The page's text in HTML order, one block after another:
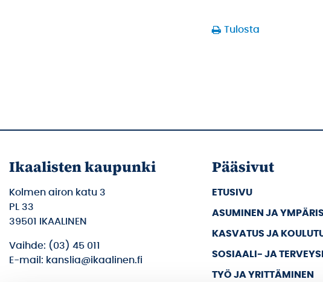
Tulosta
Ikaalisten kaupunki
Kolmen airon katu 3
PL 33
39501 IKAALINEN
Vaihde: (03) 45 011
E-mail: kanslia@ikaalinen.fi
Pääsivut
ETUSIVU
ASUMINEN JA
KASVATUS JA
SOSIAALI- JA
TYÖ JA YRITTÄMINEN